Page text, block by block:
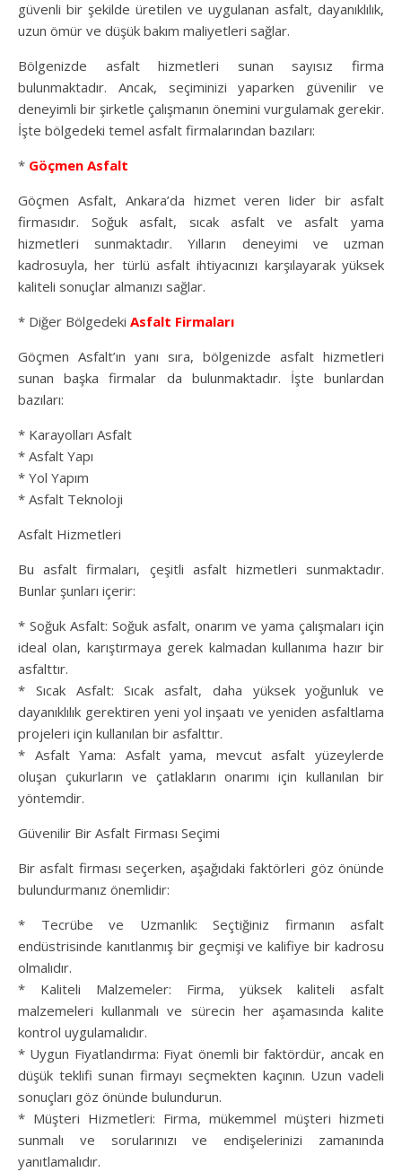
güvenli bir şekilde üretilen ve uygulanan asfalt, dayanıklılık,
uzun ömür ve düşük bakım maliyetleri sağlar.
Bölgenizde asfalt hizmetleri sunan sayısız firma
bulunmaktadır. Ancak, seçiminizi yaparken güvenilir ve
deneyimli bir şirketle çalışmanın önemini vurgulamak gerekir.
İşte bölgedeki temel asfalt firmalarından bazıları:
* Göçmen Asfalt
Göçmen Asfalt, Ankara’da hizmet veren lider bir asfalt
firmasıdır. Soğuk asfalt, sıcak asfalt ve asfalt yama
hizmetleri sunmaktadır. Yılların deneyimi ve uzman
kadrosuyla, her türlü asfalt ihtiyacınızı karşılayarak yüksek
kaliteli sonuçlar almanızı sağlar.
* Diğer Bölgedeki Asfalt Firmaları
Göçmen Asfalt’ın yanı sıra, bölgenizde asfalt hizmetleri
sunan başka firmalar da bulunmaktadır. İşte bunlardan
bazıları:
* Karayolları Asfalt
* Asfalt Yapı
* Yol Yapım
* Asfalt Teknoloji
Asfalt Hizmetleri
Bu asfalt firmaları, çeşitli asfalt hizmetleri sunmaktadır.
Bunlar şunları içerir:
* Soğuk Asfalt: Soğuk asfalt, onarım ve yama çalışmaları için
ideal olan, karıştırmaya gerek kalmadan kullanıma hazır bir
asfalttır.
* Sıcak Asfalt: Sıcak asfalt, daha yüksek yoğunluk ve
dayanıklılık gerektiren yeni yol inşaatı ve yeniden asfaltlama
projeleri için kullanılan bir asfalttır.
* Asfalt Yama: Asfalt yama, mevcut asfalt yüzeylerde
oluşan çukurların ve çatlakların onarımı için kullanılan bir
yöntemdir.
Güvenilir Bir Asfalt Firması Seçimi
Bir asfalt firması seçerken, aşağıdaki faktörleri göz önünde
bulundurmanız önemlidir:
* Tecrübe ve Uzmanlık: Seçtiğiniz firmanın asfalt
endüstrisinde kanıtlanmış bir geçmişi ve kalifiye bir kadrosu
olmalıdır.
* Kaliteli Malzemeler: Firma, yüksek kaliteli asfalt
malzemeleri kullanmalı ve sürecin her aşamasında kalite
kontrol uygulamalıdır.
* Uygun Fiyatlandırma: Fiyat önemli bir faktördür, ancak en
düşük teklifi sunan firmayı seçmekten kaçının. Uzun vadeli
sonuçları göz önünde bulundurun.
* Müşteri Hizmetleri: Firma, mükemmel müşteri hizmeti
sunmalı ve sorularınızı ve endişelerinizi zamanında
yanıtlamalıdır.